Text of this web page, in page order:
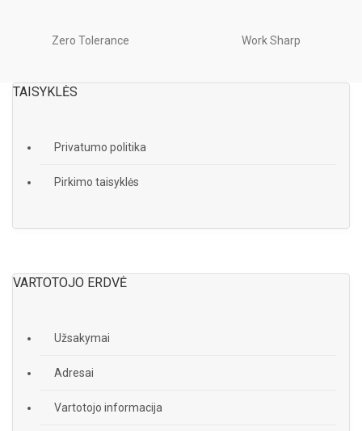
Zero Tolerance Work Sharp
TAISYKLĖS
Privatumo politika
Pirkimo taisyklės
VARTOTOJO ERDVĖ
Užsakymai
Adresai
Vartotojo informacija